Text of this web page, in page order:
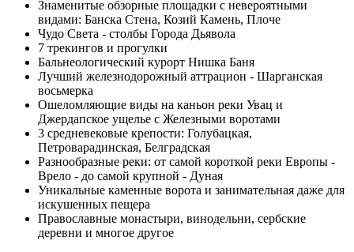
Знаменитые обзорные площадки с невероятными
видами: Банска Стена, Козий Камень, Плоче
Чудо Света - столбы Города Дьявола
7 трекингов и прогулки
Бальнеологический курорт Нишка Баня
Лучший железнодорожный аттрацион - Шарганская
восьмерка
Ошеломляющие виды на каньон реки Увац и
Джердапское ущелье с Железными воротами
3 средневековые крепости: Голубацкая,
Петроварадинская, Белградская
Разнообразные реки: от самой короткой реки Европы -
Врело - до самой крупной - Дуная
Уникальные каменные ворота и занимательная даже для
искушенных пещера
Православные монастыри, винодельни, сербские
деревни и многое другое